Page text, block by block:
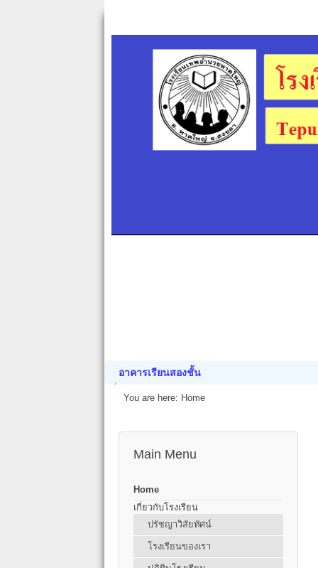
อาคารเรียนสองชั้น
You are here: Home
Main Menu
Home
เกี่ยวกับโรงเรียน
ปรัชญาวิสัยทัศน์
โรงเรียนของเรา